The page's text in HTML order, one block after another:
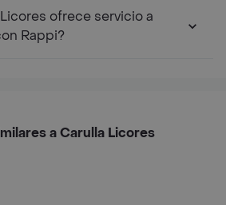
ofrece servicio a
Rappi?
a Carulla Licores